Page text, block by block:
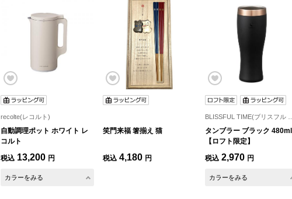
recolte(レコルト)
自動調理ポット ホワイト レ
コルト
税込 13,200 円
カラーをみる
笑門来福 箸揃え 猫
税込 4,180 円
タンブラー ブラック 480ml
【ロフト限定】
税込 2,970 円
カラーをみる